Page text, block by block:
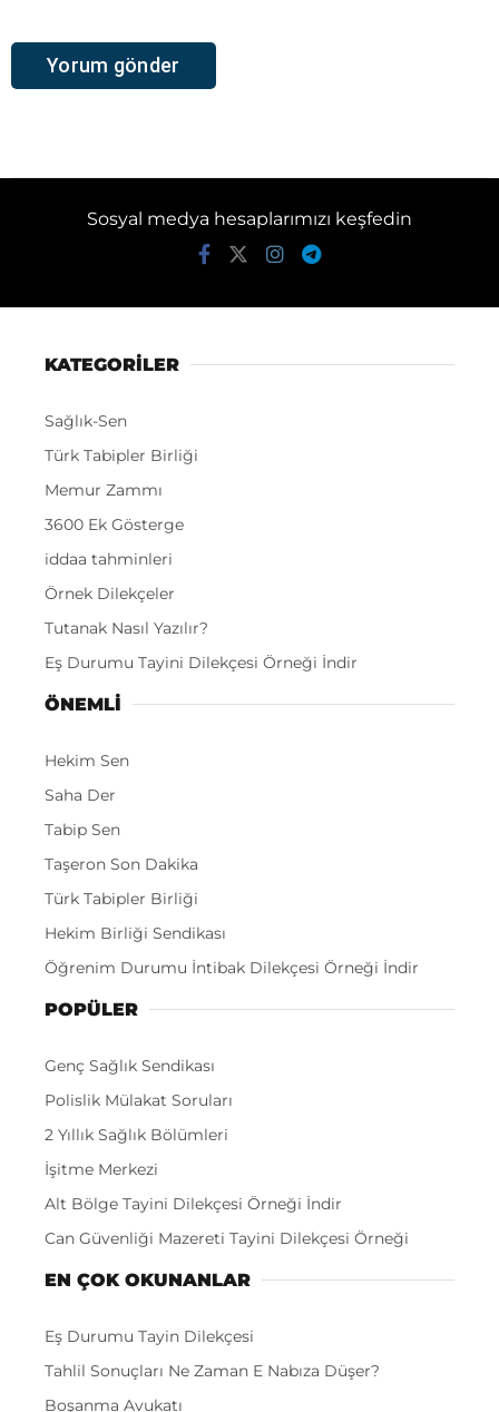
Sosyal medya hesaplarımızı keşfedin
KATEGORİLER
Sağlık-Sen
Türk Tabipler Birliği
Memur Zammı
3600 Ek Gösterge
iddaa tahminleri
Örnek Dilekçeler
Tutanak Nasıl Yazılır?
Eş Durumu Tayini Dilekçesi Örneği İndir
ÖNEMLI
Hekim Sen
Saha Der
Tabip Sen
Taşeron Son Dakika
Türk Tabipler Birliği
Hekim Birliği Sendikası
Öğrenim Durumu İntibak Dilekçesi Örneği İndir
POPÜLER
Genç Sağlık Sendikası
Polislik Mülakat Soruları
2 Yıllık Sağlık Bölümleri
İşitme Merkezi
Alt Bölge Tayini Dilekçesi Örneği İndir
Can Güvenliği Mazereti Tayini Dilekçesi Örneği
EN ÇOK OKUNANLAR
Eş Durumu Tayin Dilekçesi
Tahlil Sonuçları Ne Zaman E Nabıza Düşer?
Boşanma Avukatı